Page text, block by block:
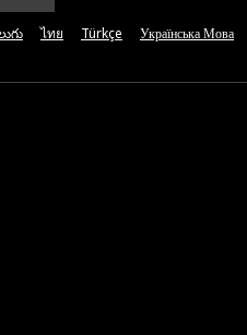
ไทย Türkçe Українська Мова